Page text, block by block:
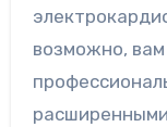
возможно,